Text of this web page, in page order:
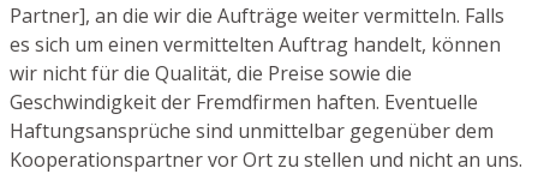
Partner], an die wir die Aufträge weiter vermitteln. Falls
es sich um einen vermittelten Auftrag handelt, können
wir nicht für die Qualität, die Preise sowie die
Geschwindigkeit der Fremdfirmen haften. Eventuelle
Haftungsansprüche sind unmittelbar gegenüber dem
Kooperationspartner vor Ort zu stellen und nicht an uns.